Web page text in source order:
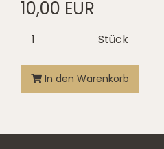
10,00 EUR
Stück
In den Warenkorb